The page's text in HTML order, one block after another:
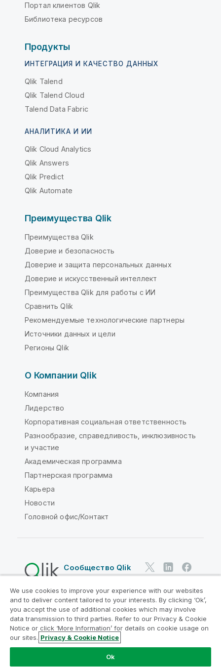
Портал клиентов Qlik
Библиотека ресурсов
Продукты
ИНТЕГРАЦИЯ И КАЧЕСТВО ДАННЫХ
Qlik Talend
Qlik Talend Cloud
Talend Data Fabric
АНАЛИТИКА И ИИ
Qlik Cloud Analytics
Qlik Answers
Qlik Predict
Qlik Automate
Преимущества Qlik
Преимущества Qlik
Доверие и безопасность
Доверие и защита персональных данных
Доверие и искусственный интеллект
Преимущества Qlik для работы с ИИ
Сравнить Qlik
Рекомендуемые технологические партнеры
Источники данных и цели
Регионы Qlik
О Компании Qlik
Компания
Лидерство
Корпоративная социальная ответственность
Разнообразие, справедливость, инклюзивность
и участие
Академическая программа
Партнерская программа
Карьера
Новости
Головной офис/Контакт
Сообщество Qlik
Юридические соглашения
Условия использования продуктов
Legal Policies
Юридические положения
Условия использования
Товарные знаки
Do Not Share My Info
© QlikTech International AB, 1993-2026. Все права
We use cookies to improve your experience with our websites
and to deliver content tailored to your interests. By clicking ‘Ok’,
you accept the use of additional cookies which may involve
data transmission to third parties. Refer to our Privacy & Cookie
Notice or click ‘More Information’ for details on cookie usage on
our sites. Privacy & Cookie Notice
Ok